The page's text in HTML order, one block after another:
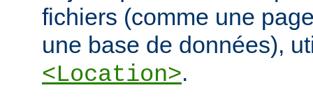
fichiers (comme une
une base de données),
<Location>.